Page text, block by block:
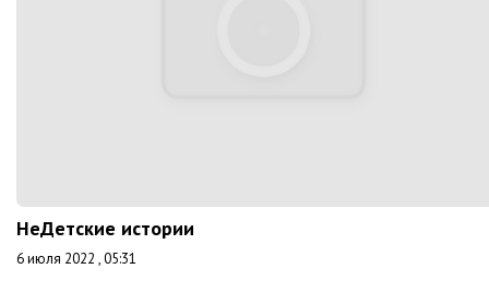
НеДетские истории
6 июля 2022 , 05:31